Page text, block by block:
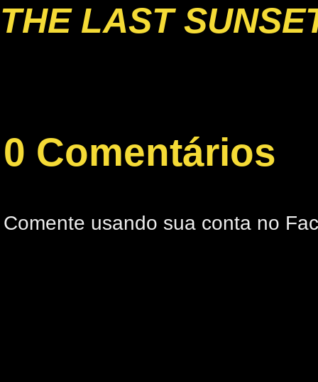
THE LAST
0 Comentários
Comente usando sua conta no